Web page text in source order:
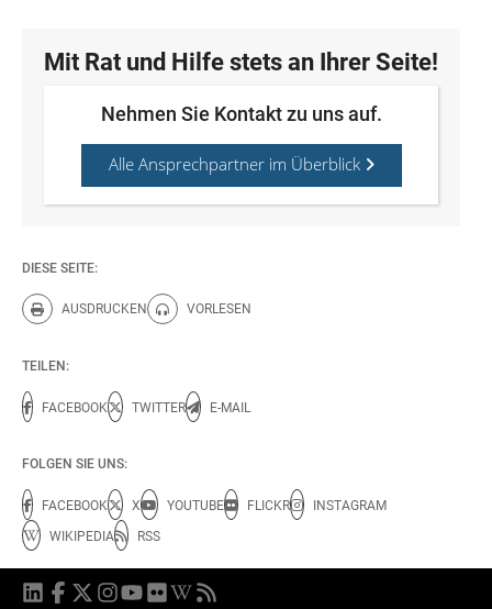
Mit Rat und Hilfe stets an Ihrer Seite!
Nehmen Sie Kontakt zu uns auf.
Alle Ansprechpartner im Überblick
DIESE SEITE:
AUSDRUCKEN
Diese Seite drucken.
VORLESEN
Diese Seite vorlesen.
TEILEN:
FACEBOOK TWITTER E-MAIL
FOLGEN SIE UNS:
FACEBOOK X YOUTUBE FLICKR
INSTAGRAM
WIKIPEDIA
RSS